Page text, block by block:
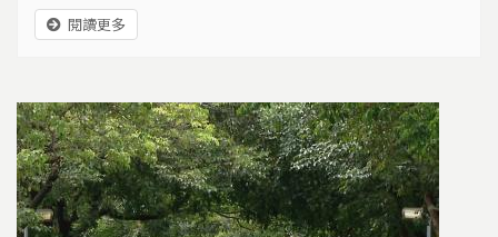
閱讀更多